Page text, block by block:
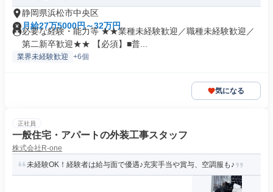
静岡県浜松市中央区
月給27万5000円～32万円
必要な経験・能力等 ★★業種未経験歓迎／職種未経験歓迎／
第二新卒歓迎★★ 【必須】■普...
業界未経験歓迎 +6個
気になる
正社員
一般住宅・アパートの外装工事スタッフ
株式会社R-one
未経験OK！経験者は給与面で優遇♪充実手当や賞与、空調服も♪